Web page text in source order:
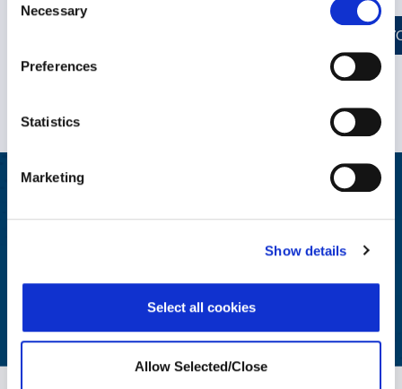
Selection
Necessary
Preferences
Statistics
Marketing
Show details
Select all cookies
Allow Selected/Close
EN